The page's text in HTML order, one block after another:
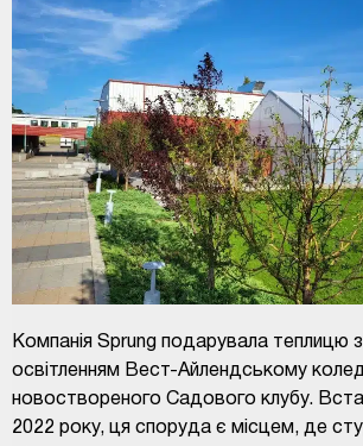
Компанія Sprung подарувала теплицю
освітленням Вест-Айлендському
новоствореного Садового клубу.
2022 року, ця споруда є місцем, де